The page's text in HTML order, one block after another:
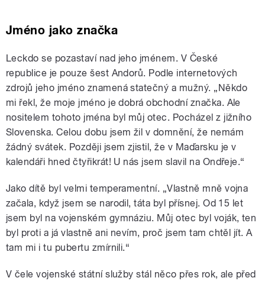
Jméno jako značka
Leckdo se pozastaví nad jeho jménem. V České
republice je pouze šest Andorů. Podle internetových
zdrojů jeho jméno znamená statečný a mužný. „Někdo
mi řekl, že moje jméno je dobrá obchodní značka. Ale
nositelem tohoto jména byl můj otec. Pocházel z jižního
Slovenska. Celou dobu jsem žil v domnění, že nemám
žádný svátek. Později jsem zjistil, že v Maďarsku je v
kalendáři hned čtyřikrát! U nás jsem slavil na Ondřeje.“
Jako dítě byl velmi temperamentní. „Vlastně mně vojna
začala, když jsem se narodil, táta byl přísnej. Od 15 let
jsem byl na vojenském gymnáziu. Můj otec byl voják, ten
byl proti a já vlastně ani nevím, proč jsem tam chtěl jít. A
tam mi i tu pubertu zmírnili.“
V čele vojenské státní služby stál něco přes rok, ale před